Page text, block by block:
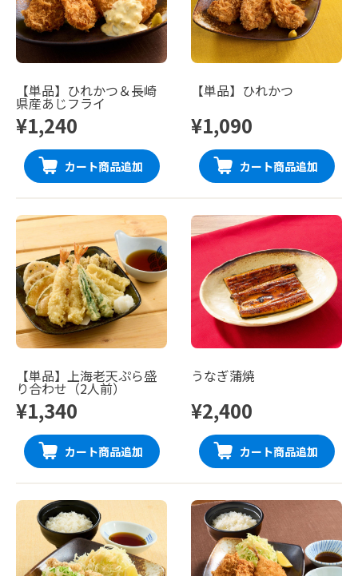
【単品】ひれかつ＆長崎
県産あじフライ
¥1,240
カート商品追加
【単品】ひれかつ
¥1,090
カート商品追加
【単品】上海老天ぷら盛
り合わせ（2人前）
¥1,340
カート商品追加
うなぎ蒲焼
¥2,400
カート商品追加